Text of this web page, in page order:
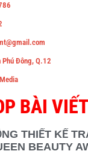
Đông, Q.12
BÀI VIẾT
THIẾT KẾ
BEAUTY